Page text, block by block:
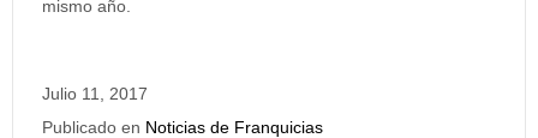
mismo año.
Julio 11, 2017
Publicado en Noticias de Franquicias